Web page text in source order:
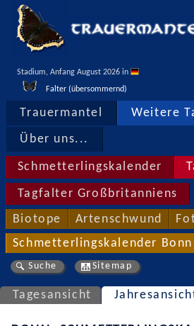
Stadium, Anfang August 2026 in
Falter (übersommernd)
Trauermantel Weitere
Über uns...
Schmetterlingskalender
Tagfalter Großbritanniens
Biotope Artenschwund
Schmetterlingskalender Bonn
Suche Sitemap
Tagesansicht